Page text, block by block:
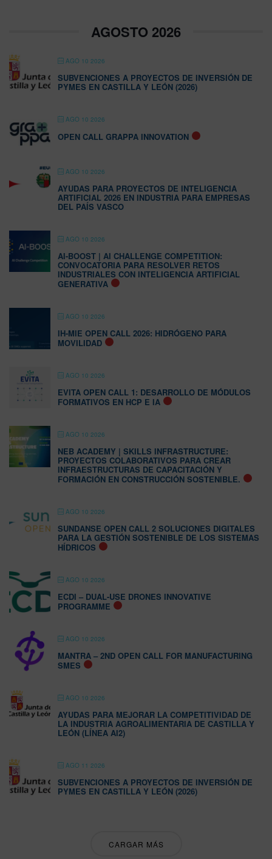
AGOSTO 2026
AGO 10 2026
SUBVENCIONES A PROYECTOS DE INVERSIÓN DE
PYMES EN CASTILLA Y LEÓN (2026)
AGO 10 2026
OPEN CALL GRAPPA INNOVATION
AGO 10 2026
AYUDAS PARA PROYECTOS DE INTELIGENCIA
ARTIFICIAL 2026 EN INDUSTRIA PARA EMPRESAS
DEL PAÍS VASCO
AGO 10 2026
AI-BOOST | AI CHALLENGE COMPETITION:
CONVOCATORIA PARA RESOLVER RETOS
INDUSTRIALES CON INTELIGENCIA ARTIFICIAL
GENERATIVA
AGO 10 2026
IH-MIE OPEN CALL 2026: HIDRÓGENO PARA
MOVILIDAD
AGO 10 2026
EVITA OPEN CALL 1: DESARROLLO DE MÓDULOS
FORMATIVOS EN HCP E IA
AGO 10 2026
NEB ACADEMY | SKILLS INFRASTRUCTURE:
PROYECTOS COLABORATIVOS PARA CREAR
INFRAESTRUCTURAS DE CAPACITACIÓN Y
FORMACIÓN EN CONSTRUCCIÓN SOSTENIBLE.
AGO 10 2026
SUNDANSE OPEN CALL 2 SOLUCIONES DIGITALES
PARA LA GESTIÓN SOSTENIBLE DE LOS SISTEMAS
HÍDRICOS
AGO 10 2026
ECDI – DUAL-USE DRONES INNOVATIVE
PROGRAMME
AGO 10 2026
MANTRA – 2ND OPEN CALL FOR MANUFACTURING
SMES
AGO 10 2026
AYUDAS PARA MEJORAR LA COMPETITIVIDAD DE
LA INDUSTRIA AGROALIMENTARIA DE CASTILLA Y
LEÓN (LÍNEA AI2)
AGO 11 2026
SUBVENCIONES A PROYECTOS DE INVERSIÓN DE
PYMES EN CASTILLA Y LEÓN (2026)
CARGAR MÁS